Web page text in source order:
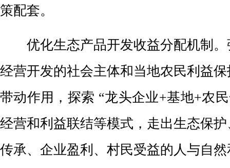
策配套。
优化生态产品开发收益分配机制。
经营开发的社会主体和当地农民利益
带动作用，探索 “龙头企业+基地+农
经营和利益联结等模式，走出生态保
传承、企业盈利、村民受益的人与自